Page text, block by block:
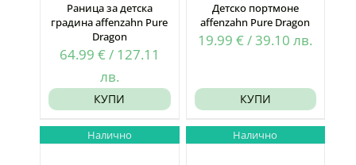
Раница за детска
градина affenzahn Pure
Dragon
64.99 € / 127.11
лв.
КУПИ
Детско портмоне
affenzahn Pure Dragon
19.99€ /39.10лв.
КУПИ
Налично Налично